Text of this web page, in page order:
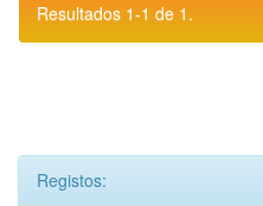
Resultados 1-1 de 1.
Registos: